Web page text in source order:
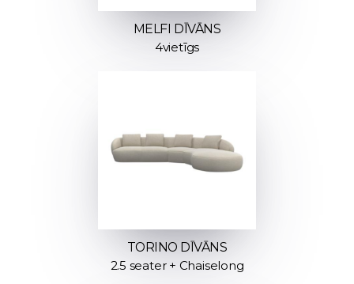
MELFI DĪVĀNS
4vietīgs
TORINO DĪVĀNS
2.5 seater + Chaiselong